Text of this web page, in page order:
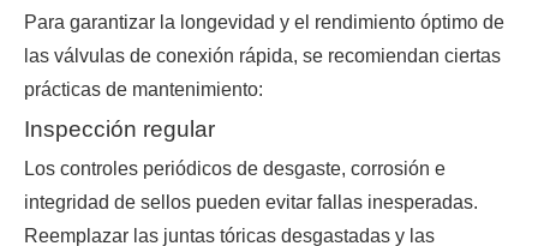
Para garantizar la longevidad y el rendimiento óptimo de
las válvulas de conexión rápida, se recomiendan ciertas
prácticas de mantenimiento:
Inspección regular
Los controles periódicos de desgaste, corrosión e
integridad de sellos pueden evitar fallas inesperadas.
Reemplazar las juntas tóricas desgastadas y las